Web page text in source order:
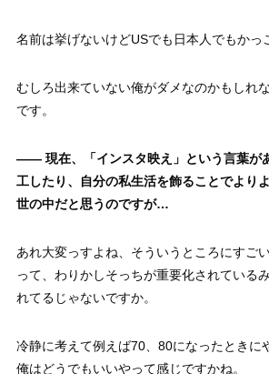
名前は挙げないけどUSでも日本人でもかっ
むしろ出来ていない俺がダメなのかもしれ
です。
—— 現在、「インスタ映え」という言葉が
工したり、自分の私生活を飾ることでより
世の中だと思うのですが…
あれ大変っすよね、そういうところにすご
って、わりかしそっちが重要化されている
れてるじゃないですか。
冷静に考えて例えば70、80になったときに
俺はどうでもいいやって感じですかね。